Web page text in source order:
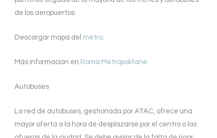
de los aeropuertos.
Descargar mapa del metro
Más información en Roma Metropolitane.
Autobuses
La red de autobuses, gestionada por ATAC, ofrece una
mayor oferta a la hora de desplazarse por el centro o las